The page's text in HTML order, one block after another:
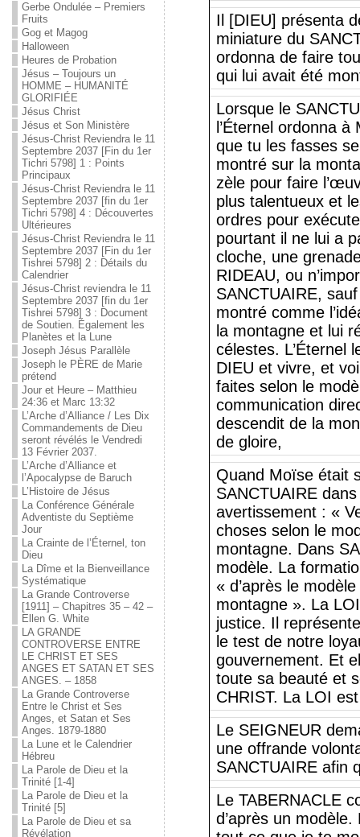
Gerbe Ondulée – Premiers
Fruits
Gog et Magog
Halloween
Heures de Probation
Jésus – Toujours un
HOMME – HUMANITÉ
GLORIFIÉE
Jésus Christ
Jésus et Son Ministère
Jésus-Christ Reviendra le 11
Septembre 2037 [Fin du 1er
Tichri 5798] 1 : Points
Principaux
Jésus-Christ Reviendra le 11
Septembre 2037 [fin du 1er
Tichri 5798] 4 : Découvertes
Ultérieures
Jésus-Christ Reviendra le 11
Septembre 2037 [Fin du 1er
Tishrei 5798] 2 : Détails du
Calendrier
Jésus-Christ reviendra le 11
Septembre 2037 [fin du 1er
Tishrei 5798] 3 : Document
de Soutien. Également les
Planètes et la Lune
Joseph Jésus Parallèle
Joseph le PÈRE de Marie
prétend
Jour et Heure – Matthieu
24:36 et Marc 13:32
L’Arche d’Alliance / Les Dix
Commandements de Dieu
seront révélés le Vendredi
13 Février 2037.
L’Arche d’Alliance et
l’Apocalypse de Baruch
L’Histoire de Jésus
La Conférence Générale
Adventiste du Septième
Jour
La Crainte de l’Éternel, ton
Dieu
La Dîme et la Bienveillance
Systématique
La Grande Controverse
[1911] – Chapitres 35 – 42 –
Ellen G. White
LA GRANDE
CONTROVERSE ENTRE
LE CHRIST ET SES
ANGES ET SATAN ET SES
ANGES. – 1858
La Grande Controverse
Entre le Christ et Ses
Anges, et Satan et Ses
Anges. 1879-1880
La Lune et le Calendrier
Hébreu
La Parole de Dieu et la
Trinité [1-4]
La Parole de Dieu et la
Trinité [5]
La Parole de Dieu et sa
Révélation
Il [DIEU] présenta
miniature du
ordonna de faire
qui lui avait été
Lorsque le
l’Éternel ordonna
que tu les fasses
montré sur la
zèle pour faire
plus talentueux et
ordres pour
pourtant il ne lui a
cloche, une
RIDEAU, ou
SANCTUAIRE,
montré comme
la montagne et lui
célestes. L’Éternel
DIEU et vivre, et
faites selon le
communication
descendit de la
de gloire,
Quand Moïse était
SANCTUAIRE
avertissement : «
choses selon le
montagne. Dans
modèle. La
« d’après le
montagne ». La
justice. Il
le test de notre
gouvernement. Et
toute sa beauté et
CHRIST. La LOI
Le SEIGNEUR
une offrande
SANCTUAIRE afin
Le TABERNACLE
d’après un modèle.